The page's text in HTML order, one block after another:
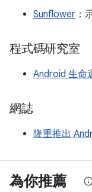
Sunflower ：
程式碼研究室
Android 生命
網誌
隆重推出
為你推薦